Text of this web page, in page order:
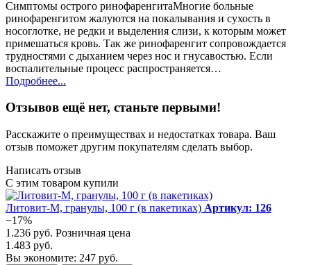
Симптомы острого ринофаренгитаМногие больные
ринофаренгитом жалуются на покалывания и сухость в
носоглотке, не редки и выделения слизи, к которым может
примешаться кровь. Так же ринофаренгит сопровождается
трудностями с дыханием через нос и гнусавостью. Если
воспалительные процесс распространяется…
Подробнее...
Отзывов ещё нет, станьте первыми!
Расскажите о преимуществах и недостатках товара. Ваш
отзыв поможет другим покупателям сделать выбор.
Написать отзыв
С этим товаром купили
Литовит-М, гранулы, 100 г (в пакетиках) Артикул: 126
−17%
1.236 руб. Розничная цена
1.483 руб.
Вы экономите: 247 руб.